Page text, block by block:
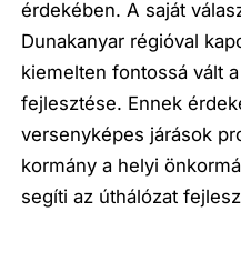
érdekében. A saját
Dunakanyar régióval
kiemelten fontossá vált
fejlesztése. Ennek
versenyképes járások
kormány a helyi
segíti az úthálózat